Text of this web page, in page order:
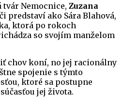
tvár Nemocnice, Zuzana
predstaví ako Sára Blahová,
ktorá po rokoch
so svojím manželom
chov koní, no jej racionálny
spojenie s týmto
ktoré sa postupne
jej života.